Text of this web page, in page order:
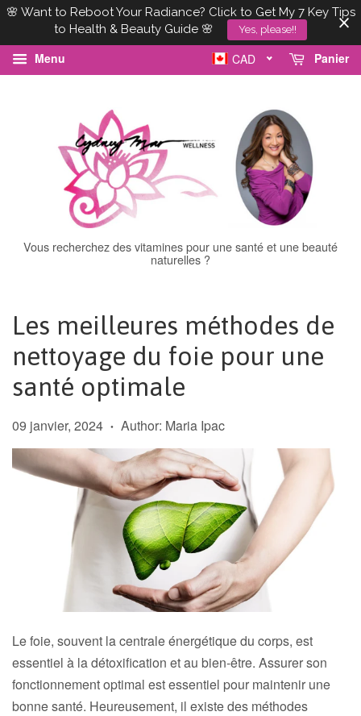
🌸 Want to Reboot Your Radiance? Click to Get My 7 Key Tips
to Health & Beauty Guide 🌸
Yes, please!!
Menu Panier
CAD
Vous recherchez des vitamines pour une santé et une beauté
naturelles ?
Les meilleures méthodes de
nettoyage du foie pour une
santé optimale
09 janvier, 2024 • Author: Maria Ipac
Le foie, souvent la centrale énergétique du corps, est
essentiel à la détoxification et au bien-être. Assurer son
fonctionnement optimal est essentiel pour maintenir une
bonne santé. Heureusement, il existe des méthodes